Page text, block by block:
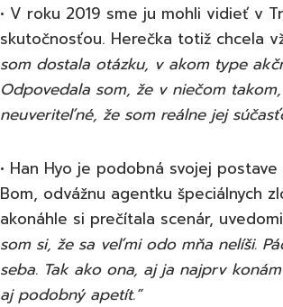
• V roku 2019 sme ju mohli vidieť v
skutočnosťou. Herečka totiž chcela
som dostala otázku, v akom type
Odpovedala som, že v niečom
neuveriteľné, že som reálne jej
• Han Hyo je podobná svojej
Bom, odvážnu agentku špeciálnych
akonáhle si prečítala scenár,
som si, že sa veľmi odo mňa nelíši.
seba. Tak ako ona, aj ja najprv
aj podobný apetít.”